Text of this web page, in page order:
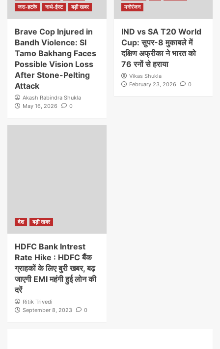
जरा-हटके
नार्थ-ईस्ट बड़ी खबर
Brave Cop Injured in
Bandh Violence: SI
Tamo Bakhang Faces
Possible Vision Loss
After Stone-Pelting
Attack
Akash Rabindra Shukla
May 16, 2026
0
मनोरंजन
IND vs SA T20 World
Cup: सुपर-8 मुकाबले में
दक्षिण अफ्रीका ने भारत को
76 रनों से हराया
Vikas Shukla
February 23, 2026
0
देश बड़ी खबर
HDFC Bank Intrest
Rate Hike : HDFC बैंक
ग्राहकों के लिए बुरी खबर, बढ़
जाएगी EMI महंगी हुई लोन की
दरें
Ritik Trivedi
September 8, 2023
0